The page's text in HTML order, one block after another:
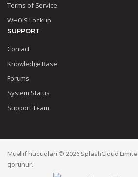
Terms of Service
WHOIS Lookup
SUPPORT
Contact
Knowledge Base
Forums
System Status
Support Team
Müəllif hüquqları © 2026 SplashCloud
qorunur.